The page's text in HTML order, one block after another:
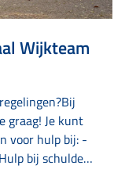
Wijkteam
graag! Je kunt
voor hulp bij: -
bij schulden